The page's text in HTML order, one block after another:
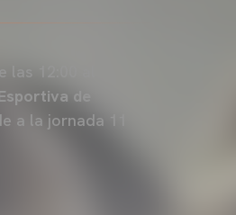
12:00 al
de
a la jornada 11